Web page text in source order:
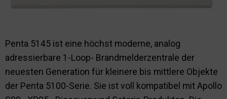
Penta 5145 ist eine höchst moderne, analog
adressierbare 1-Loop- Brandmelderzentrale der
neuesten Generation für kleinere bis mittlere Objekte
der Penta 5100-Serie. Sie ist voll kompatibel mit Apollo